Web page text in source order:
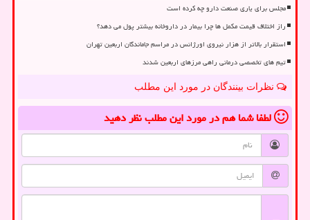
مجلس برای یاری صنعت دارو چه کرده است
راز اختلاف قیمت مکمل ها چرا بیمار در داروخانه بیشتر پول می دهد؟
استقرار بالاتر از هزار نیروی اورژانس در مراسم جاماندگان اربعین تهران
تیم های تخصصی درمانی راهی مرزهای اربعین شدند
نظرات بینندگان در مورد این مطلب
لطفا شما همدر مورد این مطلبنظر دهید